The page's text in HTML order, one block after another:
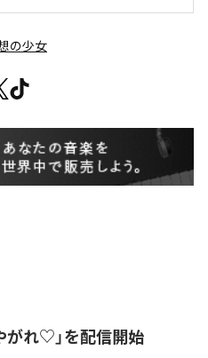
の少女
がれ♡」を配信開始